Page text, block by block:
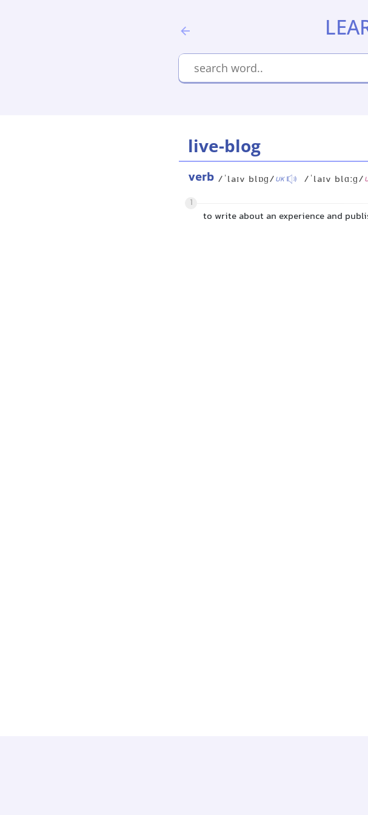
live-blog
verb /ˈlaɪv blɒɡ/UK /ˈlaɪv blɑːɡ/
1
to write about an experience and